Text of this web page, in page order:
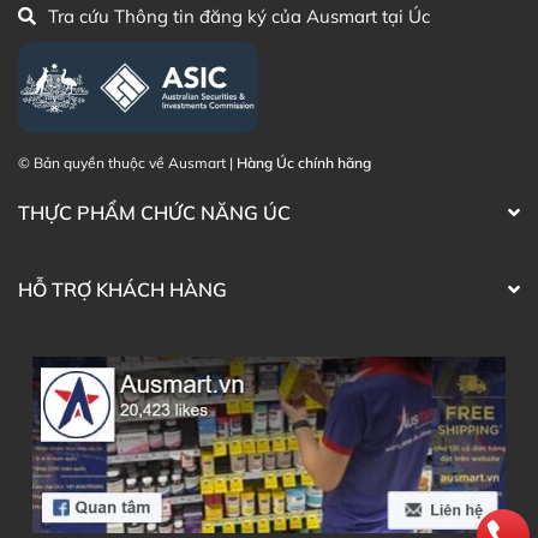
website hoặc liên hệ với các kênh tư vấn hỗ trợ khách
hàng của Ausmart tại:
Facebook Ausmart.au
Zalo Ausmart.au| Ausmart Commercial Pty Ltd
Điện thoại liên hệ đặt hàng:0902.571.389
Tra cứu Thông tin đăng ký của Ausmart tại Úc
© Bản quyền thuộc về Ausmart | Hàng Úc chính hãng
THỰC PHẨM CHỨC NĂNG ÚC
HỖ TRỢ KHÁCH HÀNG